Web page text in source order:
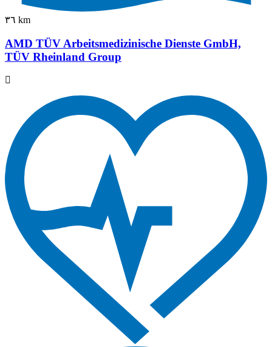
٣٦ km
AMD TÜV Arbeitsmedizinische Dienste GmbH,
TÜV Rheinland Group